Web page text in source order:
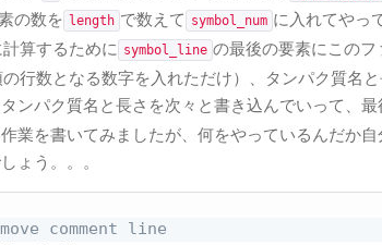
の数を length で数えて symbol_num に入れてやっ
算するために symbol_line の最後の要素にこのフ
行数となる数字を入れただけ）、タンパク質名
ンパク質名と長さを次々と書き込んでいって、最
業を書いてみましたが、何をやっているんだか自
ょう。。。
comment line